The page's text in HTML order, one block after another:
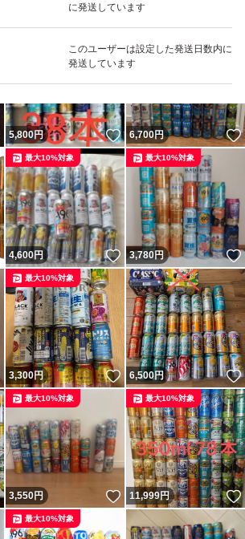
に発送しています
このユーザーは設定した発送日数内に
発送しています
いいね！
8,800
いいね！
5,800円 いいね！
6,700円
いいね！
4,600円 いいね！
最大10%対象
3,780円
最大10%対象
いいね！
3,300円 いいね！
最大10%対象
6,500円
いいね！
3,550円 いいね！
最大10%対象
11,999円
最大10%対象
最大10%対象